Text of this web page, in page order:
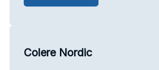
Colere Nordic